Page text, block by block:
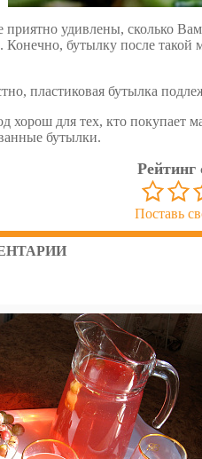
приятно удивлены, сколько
Конечно, бутылку после
пластиковая бутылка
хорош для тех, кто покупает
бутылки.
Рейтинг
Поставь